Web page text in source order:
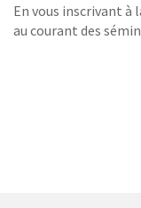
En vous inscrivant à
au courant des